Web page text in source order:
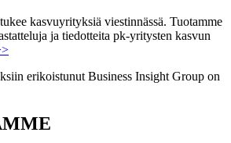
kasvuyrityksiä viestinnässä. Tuotamme
ja tiedotteita pk-yritysten kasvun
erikoistunut Business Insight Group on